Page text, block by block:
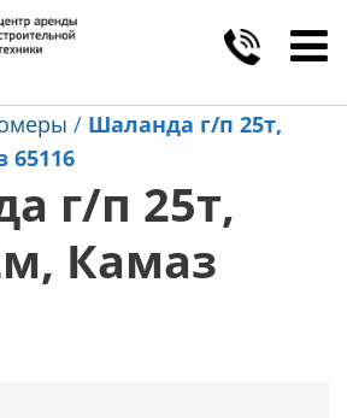
/ Шаланда г/п 25т,
65116
г/п 25т,
Камаз